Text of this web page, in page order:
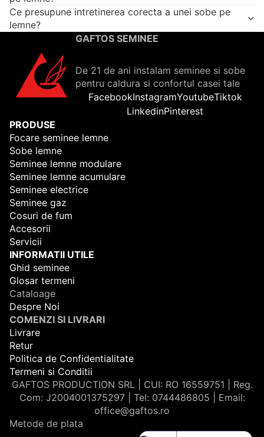
Ce presupune intretinerea corecta a unei sobe pe
lemne?
GAFTOS SEMINEE
De 21 de ani instalam seminee si sobe
pentru caldura si confortul casei tale
FacebookInstagramYoutubeTiktok
LinkedinPinterest
PRODUSE
Focare seminee lemne
Sobe lemne
Seminee lemne modulare
Seminee lemne acumulare
Seminee electrice
Seminee gaz
Cosuri de fum
Accesorii
Servicii
INFORMATII UTILE
Ghid seminee
Glosar termeni
Cataloage
Despre Noi
COMENZI SI LIVRARI
Livrare
Retur
Politica de Confidentialitate
Termeni si Conditii
GAFTOS PRODUCTION SRL | CUI: RO 16559751 | Reg.
Com: J2004001375297 | Tel: 0744486805 | Email:
office@gaftos.ro
Metode de plata